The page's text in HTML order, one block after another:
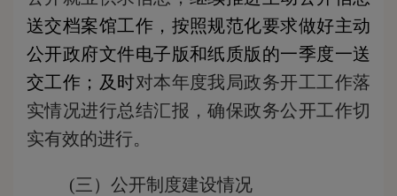
送交档案馆工作，按照规范化要求做好主动
公开政府文件电子版和纸质版的一季度一送
交工作 ；及时对本年度我局政务开工工作落
实情况进行总结汇报 ，确保政务公开工作切
实有效的进行。
(三）公开制度建设情况